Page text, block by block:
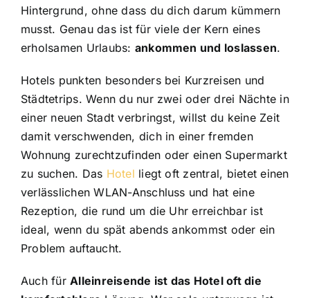
Hintergrund, ohne dass du dich darum kümmern
musst. Genau das ist für viele der Kern eines
erholsamen Urlaubs: ankommen und loslassen.
Hotels punkten besonders bei Kurzreisen und
Städtetrips. Wenn du nur zwei oder drei Nächte in
einer neuen Stadt verbringst, willst du keine Zeit
damit verschwenden, dich in einer fremden
Wohnung zurechtzufinden oder einen Supermarkt
zu suchen. Das Hotel liegt oft zentral, bietet einen
verlässlichen WLAN-Anschluss und hat eine
Rezeption, die rund um die Uhr erreichbar ist
ideal, wenn du spät abends ankommst oder ein
Problem auftaucht.
Auch fürAlleinreisende ist das Hotel oft die